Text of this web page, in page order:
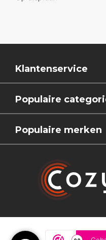
Klantenservice
Populaire
Populaire merken